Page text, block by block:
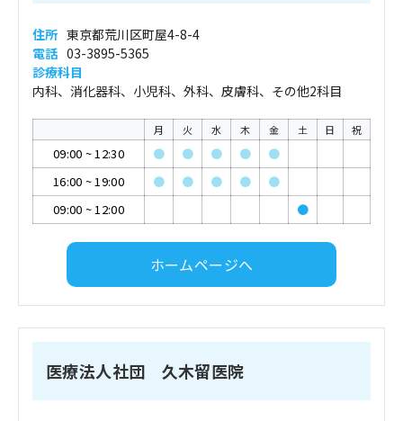
住所 東京都荒川区町屋4-8-4
電話 03-3895-5365
診療科目
内科、消化器科、小児科、外科、皮膚科、その他2科目
月 火 水 木 金 土 日 祝
09:00 ~12:30 ● ● ● ●
●
16:00 ~19:00 ● ● ● ●
●
09:00 ~12:00 ●
ホームページへ
医療法人社団 久木留医院